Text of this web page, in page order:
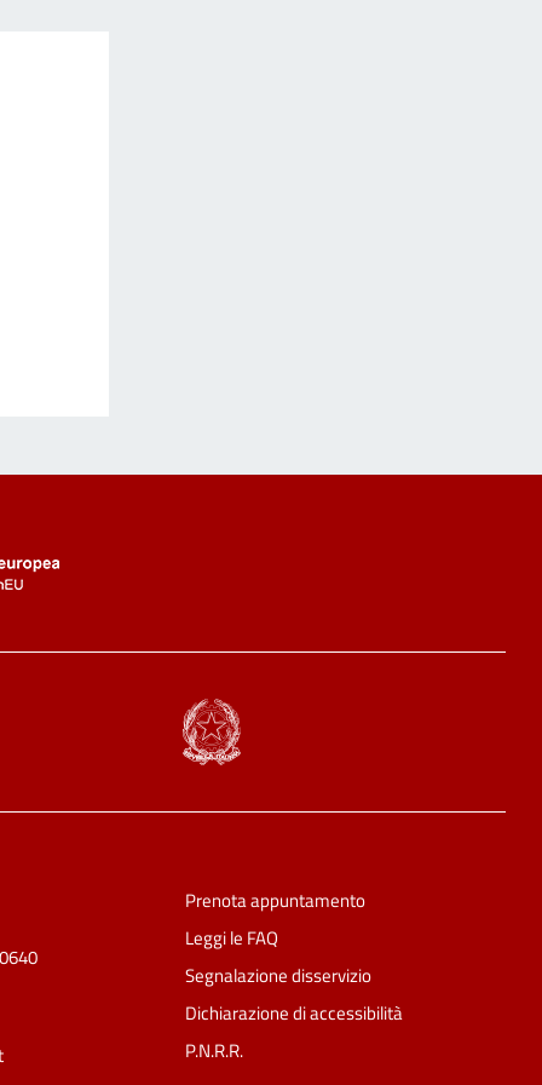
Prenota appuntamento
Leggi le FAQ
Segnalazione disservizio
Dichiarazione di accessibilità
P.N.R.R.